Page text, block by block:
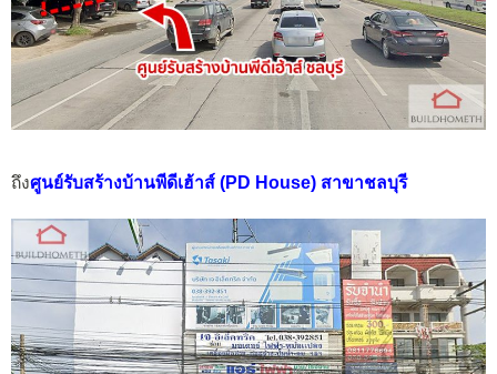
ถึงศูนย์รับสร้างบ้านพีดีเฮ้าส์ (PD House) สาขาชลบุรี